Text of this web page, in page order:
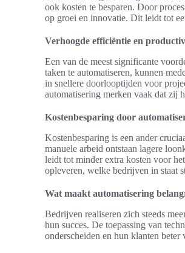
ook kosten te besparen. Door
op groei en innovatie. Dit leidt tot
Verhoogde efficiëntie en
Een van de meest significante
taken te automatiseren, kunnen
in snellere doorlooptijden voor
automatisering merken vaak dat zij
Kostenbesparing door
Kostenbesparing is een ander
manuele arbeid ontstaan lagere
leidt tot minder extra kosten voor
opleveren, welke bedrijven in staat
Wat maakt automatisering
Bedrijven realiseren zich steeds
hun succes. De toepassing van
onderscheiden en hun klanten beter